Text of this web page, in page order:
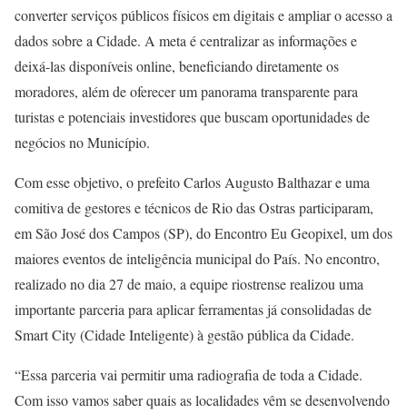
converter serviços públicos físicos em digitais e ampliar o acesso a
dados sobre a Cidade. A meta é centralizar as informações e
deixá-las disponíveis online, beneficiando diretamente os
moradores, além de oferecer um panorama transparente para
turistas e potenciais investidores que buscam oportunidades de
negócios no Município.
Com esse objetivo, o prefeito Carlos Augusto Balthazar e uma
comitiva de gestores e técnicos de Rio das Ostras participaram,
em São José dos Campos (SP), do Encontro Eu Geopixel, um dos
maiores eventos de inteligência municipal do País. No encontro,
realizado no dia 27 de maio, a equipe riostrense realizou uma
importante parceria para aplicar ferramentas já consolidadas de
Smart City (Cidade Inteligente) à gestão pública da Cidade.
“Essa parceria vai permitir uma radiografia de toda a Cidade.
Com isso vamos saber quais as localidades vêm se desenvolvendo